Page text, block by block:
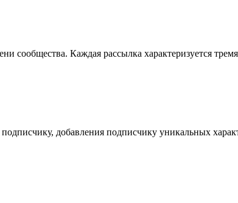
сообщества. Каждая рассылка характеризуется
добавления подписчику уникальных